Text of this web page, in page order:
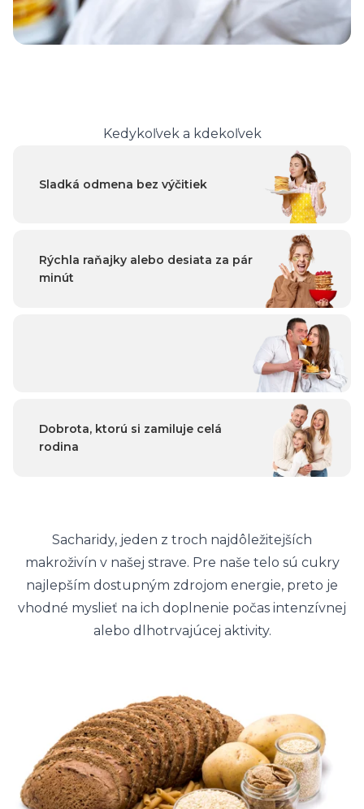
Kedykoľvek a kdekoľvek
Sladká odmena bez výčitiek
Rýchla raňajky alebo desiata za pár
minút
Dobrota, ktorú si zamiluje celá
rodina
Sacharidy, jeden z troch najdôležitejších
makroživín v našej strave. Pre naše telo sú cukry
najlepším dostupným zdrojom energie, preto je
vhodné myslieť na ich doplnenie počas intenzívnej
alebo dlhotrvajúcej aktivity.